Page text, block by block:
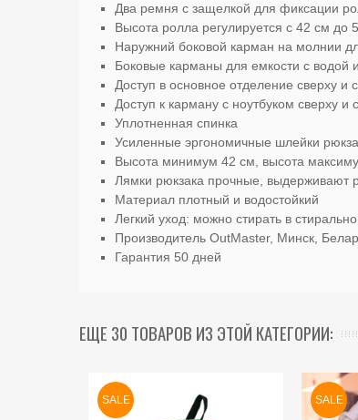
Два ремня с защелкой для фиксации
Высота ролла регулируется с 42 см до
Наружний боковой карман на молнии
Боковые карманы для емкости с водой
Доступ в основное отделение сверху и
Доступ к карману с ноутбуком сверху и
Уплотненная спинка
Усиленные эргономичные шлейки
Высота минимум 42 см, высота
Лямки рюкзака прочные, выдерживают
Материал плотный и водостойкий
Легкий уход: можно стирать в
Производитель OutMaster, Минск,
Гарантия 50 дней
ЕЩЕ 30 ТОВАРОВ ИЗ ЭТОЙ КАТЕГОРИИ:
SALE SALE